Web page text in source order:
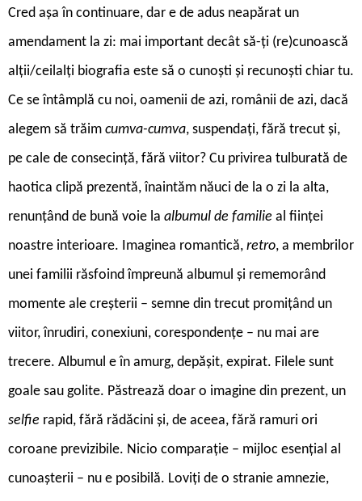
Cred așa în continuare, dar e de adus neapărat un
amendament la zi: mai important decât să-ți (re)cunoască
alții/ceilalți biografia este să o cunoști și recunoști chiar tu.
Ce se întâmplă cu noi, oamenii de azi, românii de azi, dacă
alegem să trăim cumva-cumva, suspendați, fără trecut și,
pe cale de consecință, fără viitor? Cu privirea tulburată de
haotica clipă prezentă, înaintăm năuci de la o zi la alta,
renunțând de bună voie la albumul de familie al ființei
noastre interioare. Imaginea romantică, retro, a membrilor
unei familii răsfoind împreună albumul și rememorând
momente ale creșterii – semne din trecut promițând un
viitor, înrudiri, conexiuni, corespondențe – nu mai are
trecere. Albumul e în amurg, depășit, expirat. Filele sunt
goale sau golite. Păstrează doar o imagine din prezent, un
selfie rapid, fără rădăcini și, de aceea, fără ramuri ori
coroane previzibile. Nicio comparație – mijloc esențial al
cunoașterii – nu e posibilă. Loviți de o stranie amnezie,